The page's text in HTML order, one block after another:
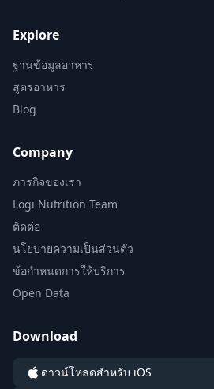
Explore
ฐานข้อมูลอาหาร
สูตรอาหาร
Blog
Company
ภารกิจของเรา
Logi Nutrition Team
ติดต่อ
นโยบายความเป็นส่วนตัว
ข้อกำหนดการให้บริการ
Open Data
Download
ดาวน์โหลดสำหรับ iOS